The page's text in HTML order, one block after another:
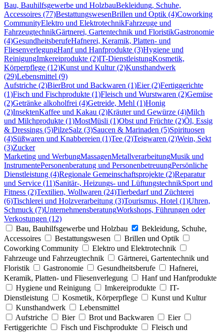
Bau, Bauhilfsgewerbe und HolzbauBekleidung, Schuhe,
Accessoires (77)BestattungswesenBrillen und Optik (4)Coworking
CommunityElektro und ElektrotechnikFahrzeuge und
FahrzeugtechnikGärtnerei, Gartentechnik und FloristikGastronomie
(4)GesundheitsberufeHafnerei, Keramik, Platten- und
FliesenverlegungHanf und Hanfprodukte (3)Hygiene und
ReinigungImkereiprodukte (2)IT-DienstleistungKosmetik,
Körperpflege (12)Kunst und Kultur (2)Kunsthandwerk
(29)Lebensmittel (9)
Aufstriche (2)BierBrot und Backwaren (1)Eier (2)Fertiggerichte
(1)Fisch und Fischprodukte (1)Fleisch und Wurstwaren (2)Gemüse
(2)Getränke alkoholfrei (4)Getreide, Mehl (1)Honig
(2)InsektenKaffee und Kakau (2)Kräuter und Gewürze (4)Milch
und Milchprodukte (1)MostMüsli (1)Obst und Früchte (2)Öl, Essig
& Dressings (5)PilzeSalz (3)Saucen & Marinaden (5)Spirituosen
(4)Süßwaren und Knabbereien (1)Tee (2)Teigwaren (2)Wein, Sekt
(3)Zucker
Marketing und WerbungMassagenMetallverarbeitungMusik und
InstrumentePersonenberatung und PersonenbetreuungPersönliche
Dienstleistung (4)Regionale Gemeinschaftsprojekte (2)Reparatur
und Service (11)Sanitär-, Heizungs- und LüftungstechnikSport und
Fitness (2)Textilien, Wollwaren (24)Tierbedarf und Züchterei
(6)Tischlerei und Holzverarbeitung (3)Tourismus, Hotel (1)Uhren,
Schmuck (7)UnternehmensberatungWorkshops, Führungen oder
Verkostungen (12)
Bau, Bauhilfsgewerbe und Holzbau
Bekleidung, Schuhe,
Accessoires
Bestattungswesen
Brillen und Optik
Coworking Community
Elektro und Elektrotechnik
Fahrzeuge und Fahrzeugtechnik
Gärtnerei, Gartentechnik und
Floristik
Gastronomie Gesundheitsberufe
Hafnerei,
Keramik, Platten- und Fliesenverlegung
Hanf und Hanfprodukte
Hygiene und Reinigung
Imkereiprodukte
IT-
Dienstleistung
Kosmetik, Körperpflege
Kunst und Kultur
Kunsthandwerk
Lebensmittel
Aufstriche
Bier Brot und Backwaren
Eier
Fertiggerichte
Fisch und Fischprodukte
Fleisch und